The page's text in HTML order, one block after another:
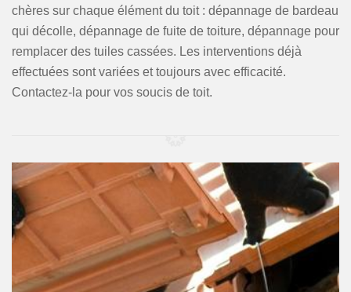
chères sur chaque élément du toit : dépannage de bardeau
qui décolle, dépannage de fuite de toiture, dépannage pour
remplacer des tuiles cassées. Les interventions déjà
effectuées sont variées et toujours avec efficacité.
Contactez-la pour vos soucis de toit.